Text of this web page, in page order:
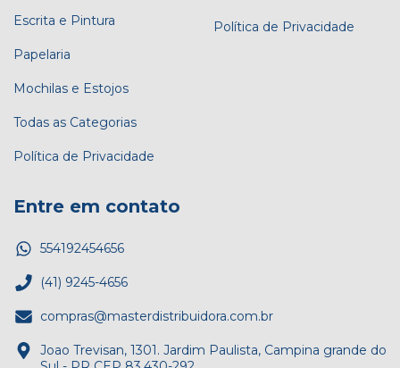
Escrita e Pintura
Papelaria
Mochilas e Estojos
Todas as Categorias
Política de Privacidade
Política de Privacidade
Entre em contato
554192454656
(41) 9245-4656
compras@masterdistribuidora.com.br
Joao Trevisan, 1301. Jardim Paulista, Campina grande do